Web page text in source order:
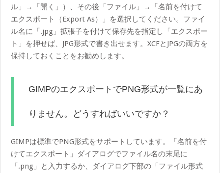
ル」→「開く」）、その後「ファイル」→「名前を付けて
エクスポート（Export As）」を選択してください。ファイ
ル名に「.jpg」拡張子を付けて保存先を指定し「エクスポー
ト」を押せば、JPG形式で書き出せます。XCFとJPGの両方を
保持しておくことをお勧めします。
GIMPのエクスポートでPNG形式が一覧にあ
りません。どうすればいいですか？
GIMPは標準でPNG形式をサポートしています。「名前を付
けてエクスポート」ダイアログでファイル名の末尾に
「.png」と入力するか、ダイアログ下部の「ファイル形式